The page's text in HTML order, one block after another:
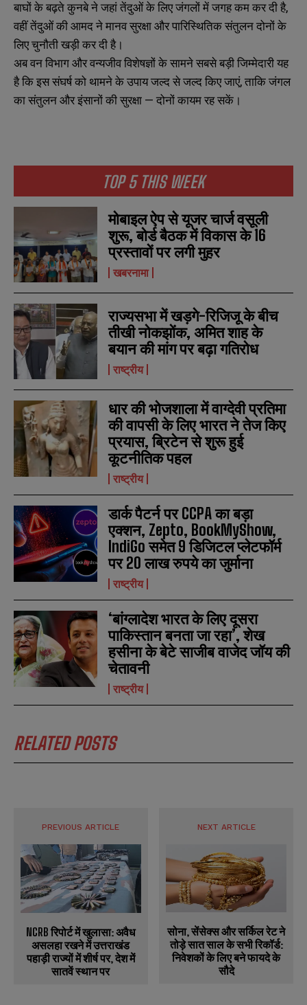
m
e
*
E
m
i
l
N
u
m
b
m
e
*
E
m
i
l
N
u
m
b
TOP 5 THIS WEEK
मोबाइल ऐप से यूजर चार्ज वसूली
शुरू, बोर्ड बैठक में विकास के 16
प्रस्तावों पर लगी मुहर
खबरनामा
राज्यसभा में खड़गे-रिजिजू के बीच
तीखी नोकझोंक, अमित शाह के
बयान की मांग पर बढ़ा गतिरोध
राष्ट्रीय
धार की भोजशाला में वाग्देवी प्रतिमा
की वापसी के लिए भारत ने तेज किए
प्रयास, ब्रिटेन से शुरू हुई
कूटनीतिक पहल
राष्ट्रीय
डार्क पैटर्न पर CCPA का बड़ा
एक्शन, Zepto, BookMyShow,
IndiGo समेत 9 डिजिटल प्लेटफॉर्म
पर 20 लाख रुपये का जुर्माना
राष्ट्रीय
‘बांग्लादेश भारत के लिए दूसरा
पाकिस्तान बनता जा रहा’, शेख
हसीना के बेटे साजीब वाजेद जॉय की
चेतावनी
राष्ट्रीय
RELATED POSTS
बाघों के बढ़ते कुनबे ने जहां तेंदुओं के लिए जंगलों में जगह कम कर दी है,
वहीं तेंदुओं की आमद ने मानव सुरक्षा और पारिस्थितिक संतुलन दोनों के
लिए चुनौती खड़ी कर दी है।
अब वन विभाग और वन्यजीव विशेषज्ञों के सामने सबसे बड़ी जिम्मेदारी यह
है कि इस संघर्ष को थामने के उपाय जल्द से जल्द किए जाएं, ताकि जंगल
का संतुलन और इंसानों की सुरक्षा — दोनों कायम रह सकें।
PREVIOUS ARTICLE
NCRB रिपोर्ट में खुलासा: अवैध
असलहा रखने में उत्तराखंड
पहाड़ी राज्यों में शीर्ष पर, देश में
सातवें स्थान पर
NEXT ARTICLE
सोना, सेंसेक्स और सर्किल रेट ने
तोड़े सात साल के सभी रिकॉर्ड:
निवेशकों के लिए बने फायदे के
सौदे